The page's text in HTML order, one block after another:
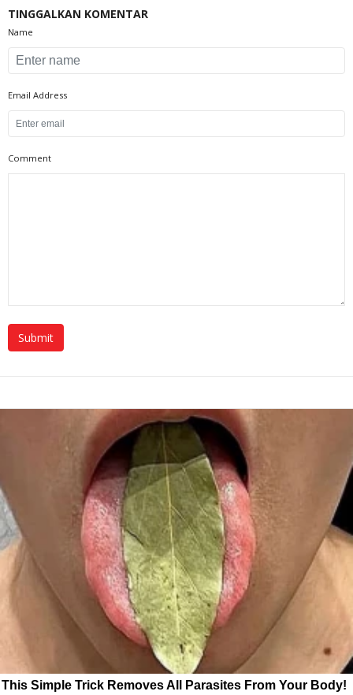
TINGGALKAN KOMENTAR
Name
Email Address
Comment
This Simple Trick Removes All Parasites From Your Body!